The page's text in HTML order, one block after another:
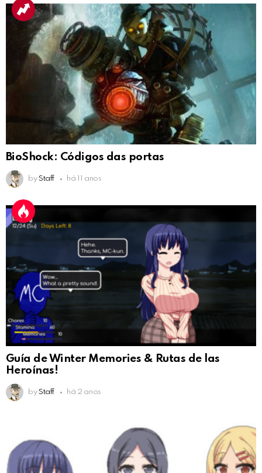
BioShock: Códigos das portas
by Staff há 11 anos
Guía de Winter Memories & Rutas de las
Heroínas!
by Staff há 2 anos